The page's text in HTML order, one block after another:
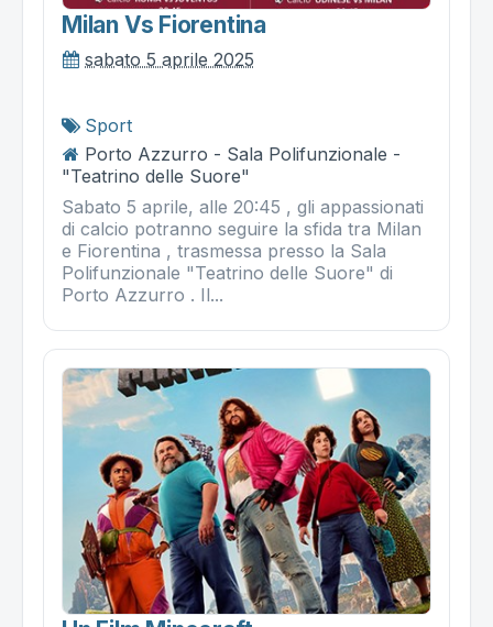
Milan Vs Fiorentina
sabato 5 aprile 2025
Sport
Porto Azzurro - Sala Polifunzionale -
"Teatrino delle Suore"
Sabato 5 aprile, alle 20:45 , gli appassionati
di calcio potranno seguire la sfida tra Milan
e Fiorentina , trasmessa presso la Sala
Polifunzionale "Teatrino delle Suore" di
Porto Azzurro . Il...